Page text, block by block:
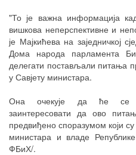
"То је важна информација
вишкова неперспективне и
је Мајкићева на заједничкој
Дома народа парламента
делегати постављали питања
у Савјету министара.
Она очекује да ће се
заинтересовати да ово
предвиђено споразумом који
министара и владе
ФБиХ/.